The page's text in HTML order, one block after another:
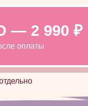
оплаты
2 990 ₽